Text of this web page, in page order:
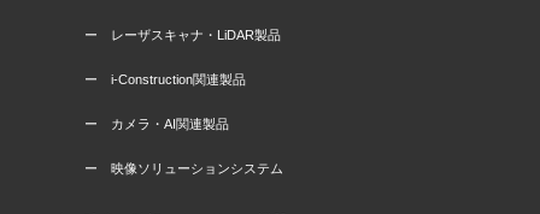
ー レーザスキャナ・LiDAR製品
ー i-Construction関連製品
ー カメラ・AI関連製品
ー 映像ソリューションシステム